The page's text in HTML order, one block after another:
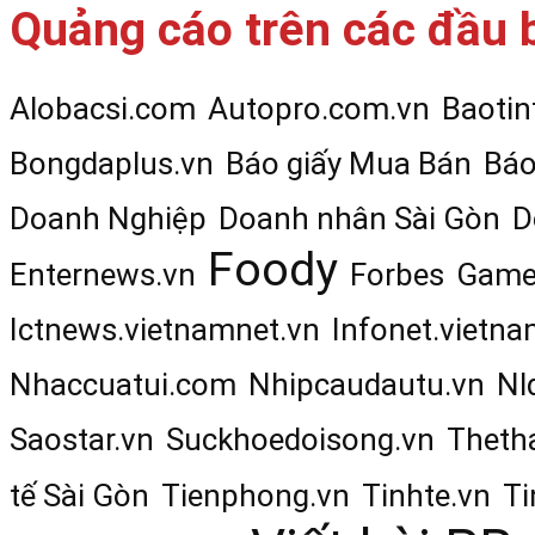
Quảng cáo trên các đầu
Alobacsi.com Autopro.com.vn
Bongdaplus.vn Báo giấy Mua Bán
Doanh Nghiệp Doanh nhân Sài Gòn
Enternews.vn Foody Forbes
Ictnews.vietnamnet.vn
Nhaccuatui.com Nhipcaudautu.vn
Saostar.vn Suckhoedoisong.vn
tế Sài Gòn Tienphong.vn Tinhte.vn